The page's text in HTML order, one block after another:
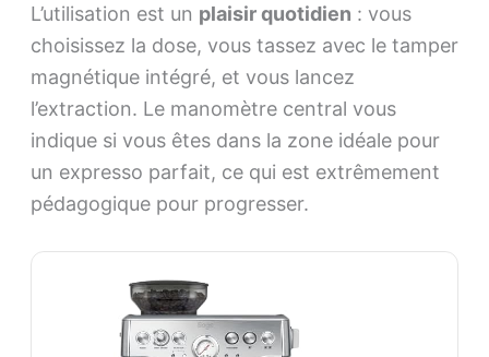
L’utilisation est un plaisir quotidien : vous
choisissez la dose, vous tassez avec le tamper
magnétique intégré, et vous lancez
l’extraction. Le manomètre central vous
indique si vous êtes dans la zone idéale pour
un expresso parfait, ce qui est extrêmement
pédagogique pour progresser.